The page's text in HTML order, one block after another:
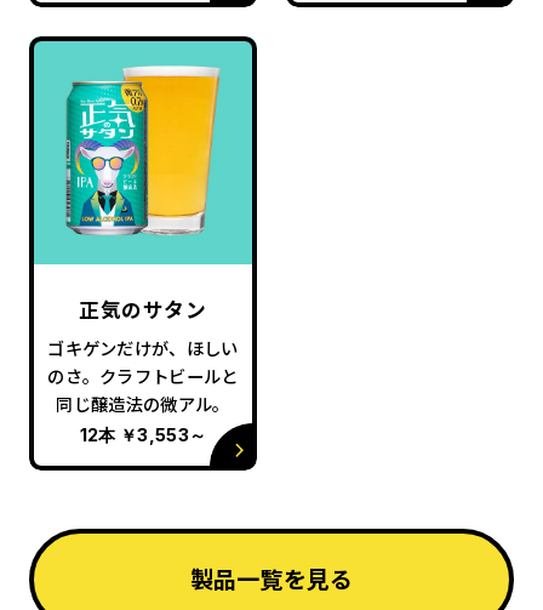
正気のサタン
ゴキゲンだけが、ほしい
のさ。クラフトビールと
同じ醸造法の微アル。
12本￥3,553～
製品一覧を見る